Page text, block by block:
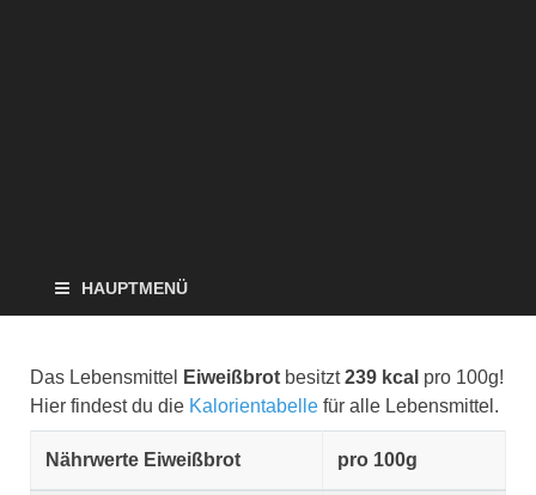
HAUPTMENÜ
Das Lebensmittel Eiweißbrot besitzt239 kcal pro 100g!
Hier findest du die Kalorientabelle für alle Lebensmittel.
Nährwerte Eiweißbrot pro 100g